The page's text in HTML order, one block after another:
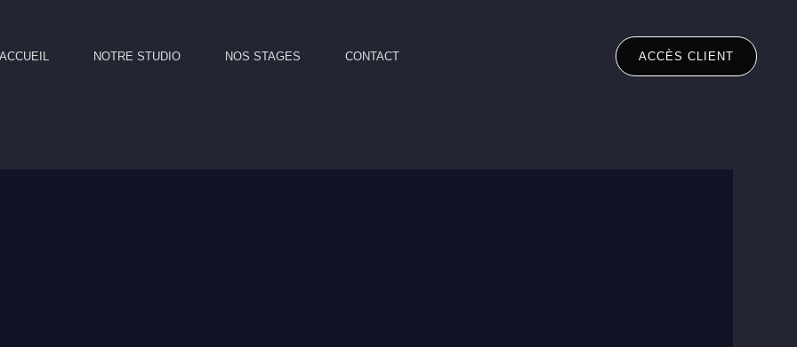
ACCUEIL NOTRE STUDIO NOS STAGES CONTACT ACCÈS CLIENT